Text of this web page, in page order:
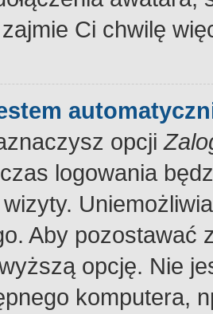
Ci chwilę
opcji
logowania
Aby pozostawać
opcję. Nie
komputera,